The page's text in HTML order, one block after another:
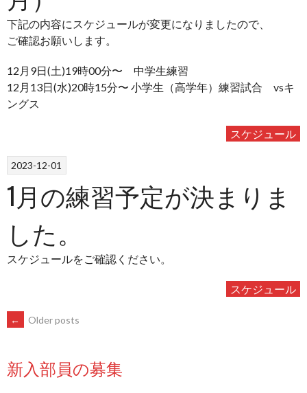
下記の内容にスケジュールが変更になりましたので、
ご確認お願いします。
12月9日(土)19時00分〜 中学生練習
12月13日(水)20時15分〜 小学生（高学年）練習試合 vsキ
ングス
スケジュール
2023-12-01
1月の練習予定が決まりま
した。
スケジュールをご確認ください。
スケジュール
POSTS
NAVIGATION
← Older posts
新入部員の募集